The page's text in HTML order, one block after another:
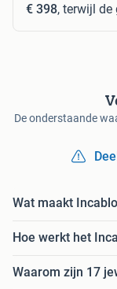
€ 398, terwijl
De onderstaande
Wat maakt
Hoe werkt het
Waarom zijn 17